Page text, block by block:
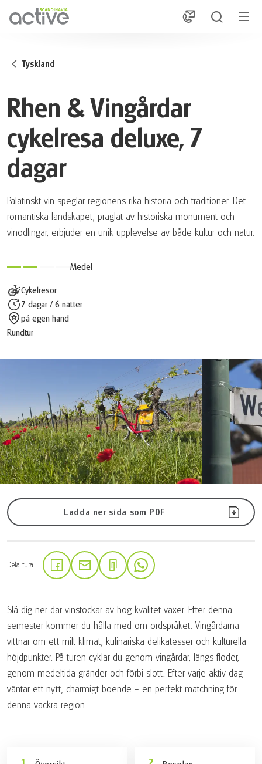
1
Tyskland
Rhen & Vingårdar
cykelresa deluxe, 7
dagar
Palatinskt vin speglar regionens rika historia och traditioner. Det
romantiska landskapet, präglat av historiska monument och
vinodlingar, erbjuder en unik upplevelse av både kultur och natur.
Cykelresor
7 dagar / 6 nätter
på egen hand
Rundtur
Medel
Ladda ner sida som PDF
Dela tura (Länken öppnas i en ny flik)
(Länken öppnas i en ny flik)(Länken öppnas i en ny flik)
Slå dig ner där vinstockar av hög kvalitet växer. Efter denna
semester kommer du hålla med om ordspråket. Vingårdarna
vittnar om ett milt klimat, kulinariska delikatesser och kulturella
höjdpunkter. På turen cyklar du genom vingårdar, längs floder,
genom medeltida gränder och förbi slott. Efter varje aktiv dag
väntar ett nytt, charmigt boende – en perfekt matchning för
denna vackra region.